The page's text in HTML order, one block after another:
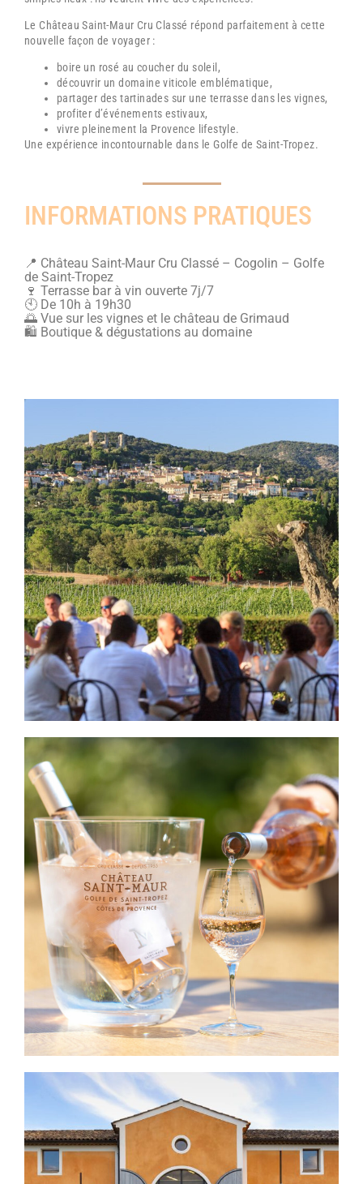
Le Château Saint-Maur Cru Classé répond parfaitement à cette
nouvelle façon de voyager :
boire un rosé au coucher du soleil,
découvrir un domaine viticole emblématique,
partager des tartinades sur une terrasse dans les vignes,
profiter d’événements estivaux,
vivre pleinement la Provence lifestyle.
Une expérience incontournable dans le Golfe de Saint-Tropez.
INFORMATIONS PRATIQUES
📍 Château Saint-Maur Cru Classé – Cogolin – Golfe
de Saint-Tropez
🍷 Terrasse bar à vin ouverte 7j/7
🕙 De 10h à 19h30
🌅 Vue sur les vignes et le château de Grimaud
🛍️ Boutique & dégustations au domaine